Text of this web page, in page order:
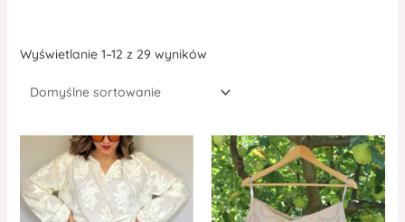
Wyświetlanie 1–12 z 29 wyników